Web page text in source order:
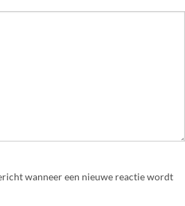
wanneer een nieuwe reactie wordt